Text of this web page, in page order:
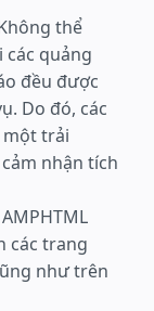
thể
các quảng
đều được
Do đó, các
một trải
nhận tích
các trang
như trên